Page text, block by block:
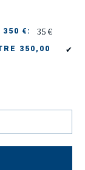
350 €: 35 €
350,00
✔